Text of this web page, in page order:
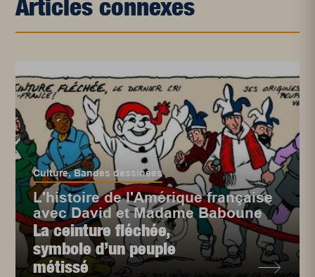
Articles connexes
Culture,Bandes dessinées
L'histoire de l'Amérique française
avec David et Madame Baboune
La ceinture fléchée,
symbole d’un peuple
métissé